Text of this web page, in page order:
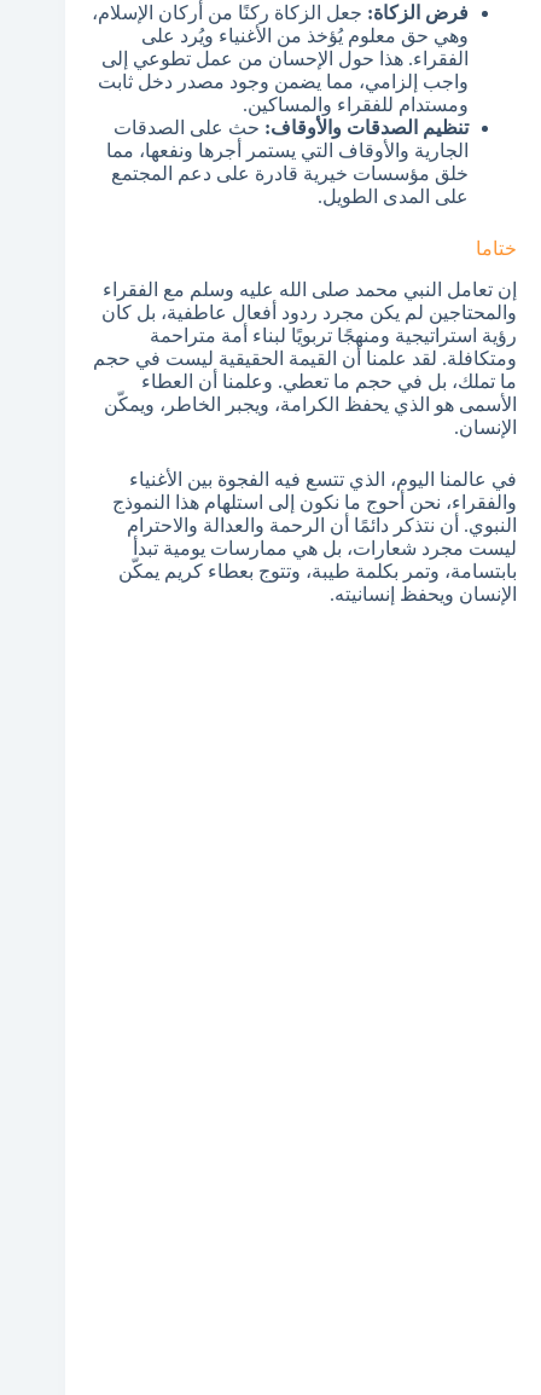
فرض الزكاة: جعل الزكاة ركنًا من أركان الإسلام،
وهي حق معلوم يُؤخذ من الأغنياء ويُرد على
الفقراء. هذا حول الإحسان من عمل تطوعي إلى
واجب إلزامي، مما يضمن وجود مصدر دخل ثابت
ومستدام للفقراء والمساكين.
تنظيم الصدقات والأوقاف: حث على الصدقات
الجارية والأوقاف التي يستمر أجرها ونفعها، مما
خلق مؤسسات خيرية قادرة على دعم المجتمع
على المدى الطويل.
ختاما
إن تعامل النبي محمد صلى الله عليه وسلم مع الفقراء
والمحتاجين لم يكن مجرد ردود أفعال عاطفية، بل كان
رؤية استراتيجية ومنهجًا تربويًا لبناء أمة متراحمة
ومتكافلة. لقد علمنا أن القيمة الحقيقية ليست في حجم
ما تملك، بل في حجم ما تعطي. وعلمنا أن العطاء
الأسمى هو الذي يحفظ الكرامة، ويجبر الخاطر، ويمكّن
الإنسان.
في عالمنا اليوم، الذي تتسع فيه الفجوة بين الأغنياء
والفقراء، نحن أحوج ما نكون إلى استلهام هذا النموذج
النبوي. أن نتذكر دائمًا أن الرحمة والعدالة والاحترام
ليست مجرد شعارات، بل هي ممارسات يومية تبدأ
بابتسامة، وتمر بكلمة طيبة، وتتوج بعطاء كريم يمكّن
الإنسان ويحفظ إنسانيته.